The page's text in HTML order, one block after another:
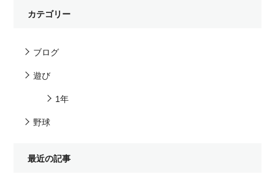
カテゴリー
ブログ
遊び
1年
野球
最近の記事